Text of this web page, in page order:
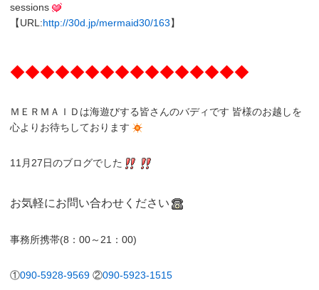
sessions
【URL:http://30d.jp/mermaid30/163】
◆◆◆◆◆◆◆◆◆◆◆◆◆◆◆◆
ＭＥＲＭＡＩＤは海遊びする皆さんのバディです 皆様のお越しを
心よりお待ちしております
11月27日のブログでした
お気軽にお問い合わせください
事務所携帯(8：00～21：00)
①090-5928-9569 ②090-5923-1515